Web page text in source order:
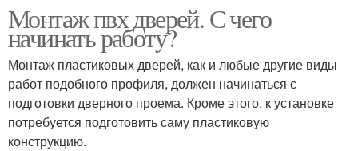
Монтаж пвх дверей. С чего
начинать работу?
Монтаж пластиковых дверей, как и любые другие виды
работ подобного профиля, должен начинаться с
подготовки дверного проема. Кроме этого, к установке
потребуется подготовить саму пластиковую
конструкцию.